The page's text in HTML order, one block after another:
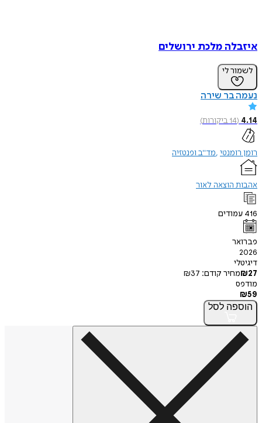
איזבלה מלכת ירושלים
לשמור לי
נעמה בר שירה
4.14
(
14ביקורות)
רומן רומנטי מד"ב ופנטזיה
אהבות הוצאה לאור
416 עמודים
פברואר
2026
דיגיטלי
₪27 מחיר קודם: ₪37
מודפס
₪59
הוספה לסל